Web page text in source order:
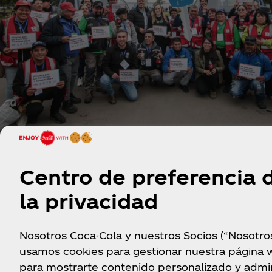
Programa suma 11 nuevas
de recicladores y entrega
para fortalecer el reciclaje en Chile
Centro de preferencia
la privacidad
Nosotros Coca-Cola y nuestros Socios
usamos cookies para gestionar nuestra página
para mostrarte contenido personalizado y